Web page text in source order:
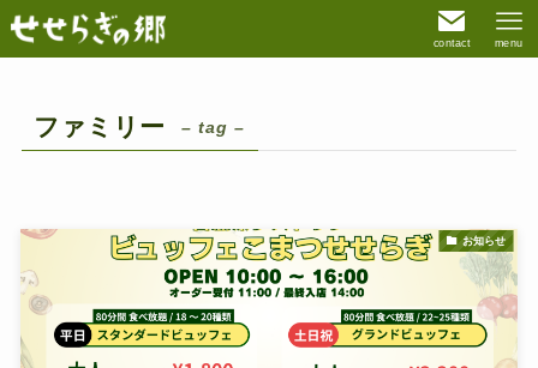
contact menu
ファミリー – tag –
お知らせ